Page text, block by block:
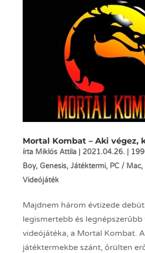
Mortal Kombat – Aki végez,
írta Miklós Attila| 2021.04.26.
Boy, Genesis, Játéktermi, PC / Mac,
Videójáték
Majdnem három évtizede
legismertebb és legnépszerűbb
videójátéka, a Mortal Kombat.
játéktermekbe szánt, őrülten